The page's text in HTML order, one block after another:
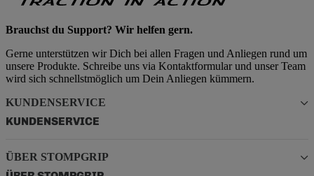
Brauchst du Support? Wir helfen gern.
Gerne unterstützen wir Dich bei allen Fragen und Anliegen rund um
unsere Produkte. Schreibe uns via Kontaktformular und unser Team
wird sich schnellstmöglich um Dein Anliegen kümmern.
KUNDENSERVICE
KUNDENSERVICE
ÜBER STOMPGRIP